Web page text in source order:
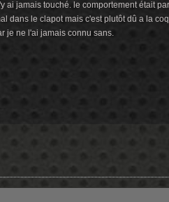
jamais touché. le comportement était
dans le clapot mais c'est plutôt dû a la
je ne l'ai jamais connu sans.